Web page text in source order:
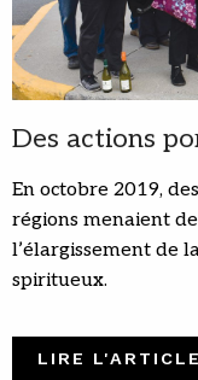
Des actions
En octobre 2019,
régions menaient
l’élargissement de
spiritueux.
LIRE L'ARTICLE